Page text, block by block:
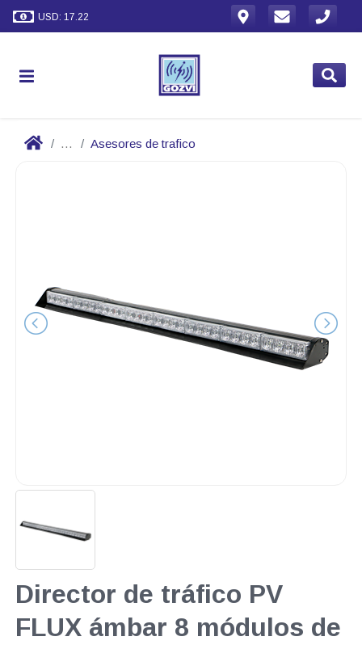
USD: 17.22
... Asesores de trafico
Director de tráfico PV
FLUX ámbar 8 módulos de